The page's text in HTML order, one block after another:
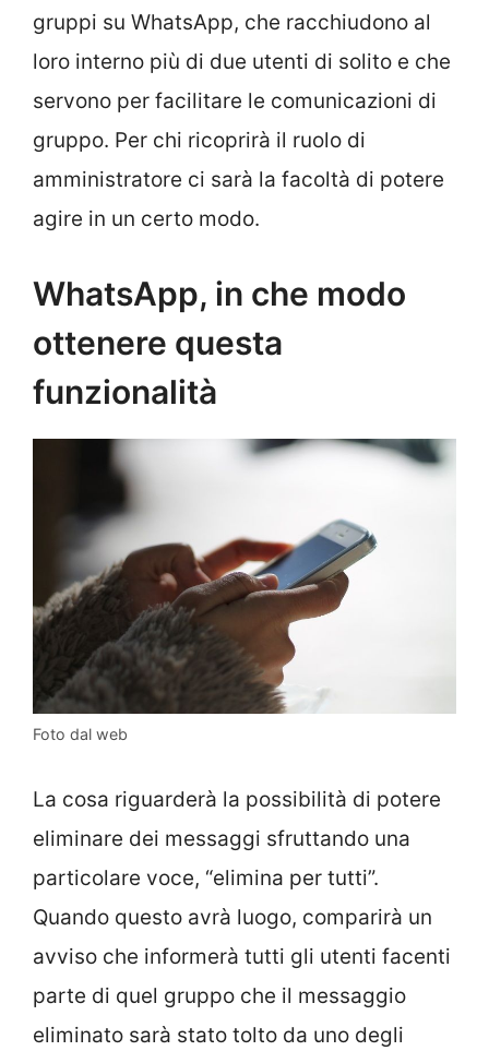
gruppi su WhatsApp, che racchiudono al
loro interno più di due utenti di solito e che
servono per facilitare le comunicazioni di
gruppo. Per chi ricoprirà il ruolo di
amministratore ci sarà la facoltà di potere
agire in un certo modo.
WhatsApp, in che modo
ottenere questa
funzionalità
Foto dal web
La cosa riguarderà la possibilità di potere
eliminare dei messaggi sfruttando una
particolare voce, “elimina per tutti”.
Quando questo avrà luogo, comparirà un
avviso che informerà tutti gli utenti facenti
parte di quel gruppo che il messaggio
eliminato sarà stato tolto da uno degli